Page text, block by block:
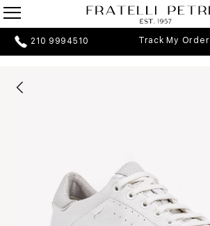
210 9994510 Track My Order